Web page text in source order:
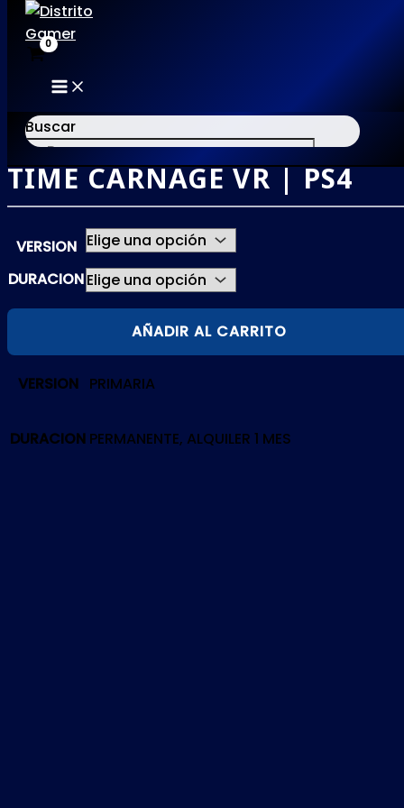
al
contenido
MAIN
MENU
Buscar
×
TIME CARNAGE VR | PS4
VERSION
DURACION
TIME
cantidad
AÑADIR AL CARRITO
VERSION PRIMARIA
DURACION PERMANENTE, ALQUILER 1 MES